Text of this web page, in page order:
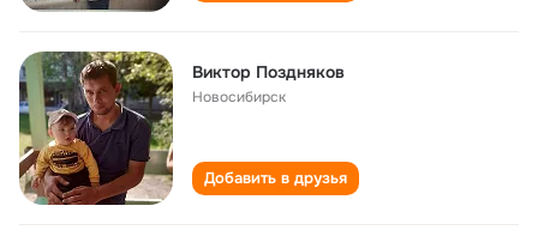
Виктор Поздняков
Новосибирск
Добавить в друзья